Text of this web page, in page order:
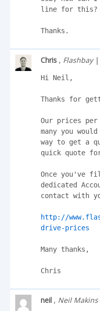
line for this?
Thanks.
Chris , Flashbay|
Hi Neil,
Thanks for
Our prices per
many you
way to get a
quick quote
Once you've
dedicated
contact with
http://
drive-prices
Many thanks,
Chris
neil , Neil